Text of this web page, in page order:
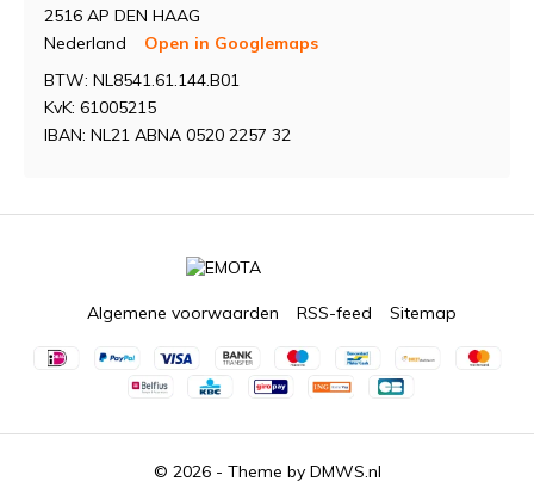
2516 AP DEN HAAG
Nederland
Open in Googlemaps
BTW: NL8541.61.144.B01
KvK: 61005215
IBAN: NL21 ABNA 0520 2257 32
© 2026 - Theme by DMWS.nl
Algemene voorwaarden RSS-feed Sitemap